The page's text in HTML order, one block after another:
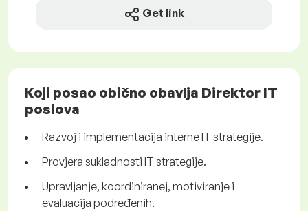
Get link
Koji posao obično obavlja Direktor IT
poslova
Razvoj i implementacija interne IT strategije.
Provjera sukladnosti IT strategije.
Upravljanje, koordiniranej, motiviranje i
evaluacija podređenih.